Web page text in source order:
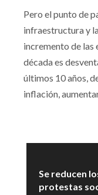
Pero el punto de
infraestructura y
incremento de
década es
últimos 10 años,
inflación,
Se reducen
protestas